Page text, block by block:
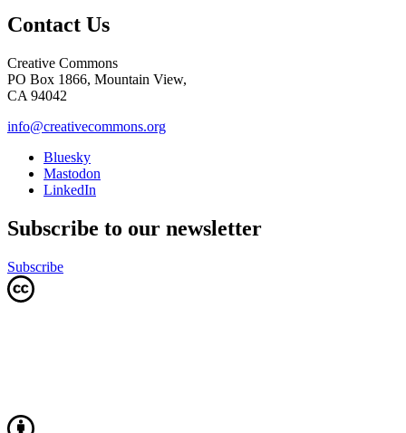
Contact Us
Creative Commons
PO Box 1866, Mountain View,
CA 94042
info@creativecommons.org
Bluesky
Mastodon
LinkedIn
Subscribe to our newsletter
Subscribe